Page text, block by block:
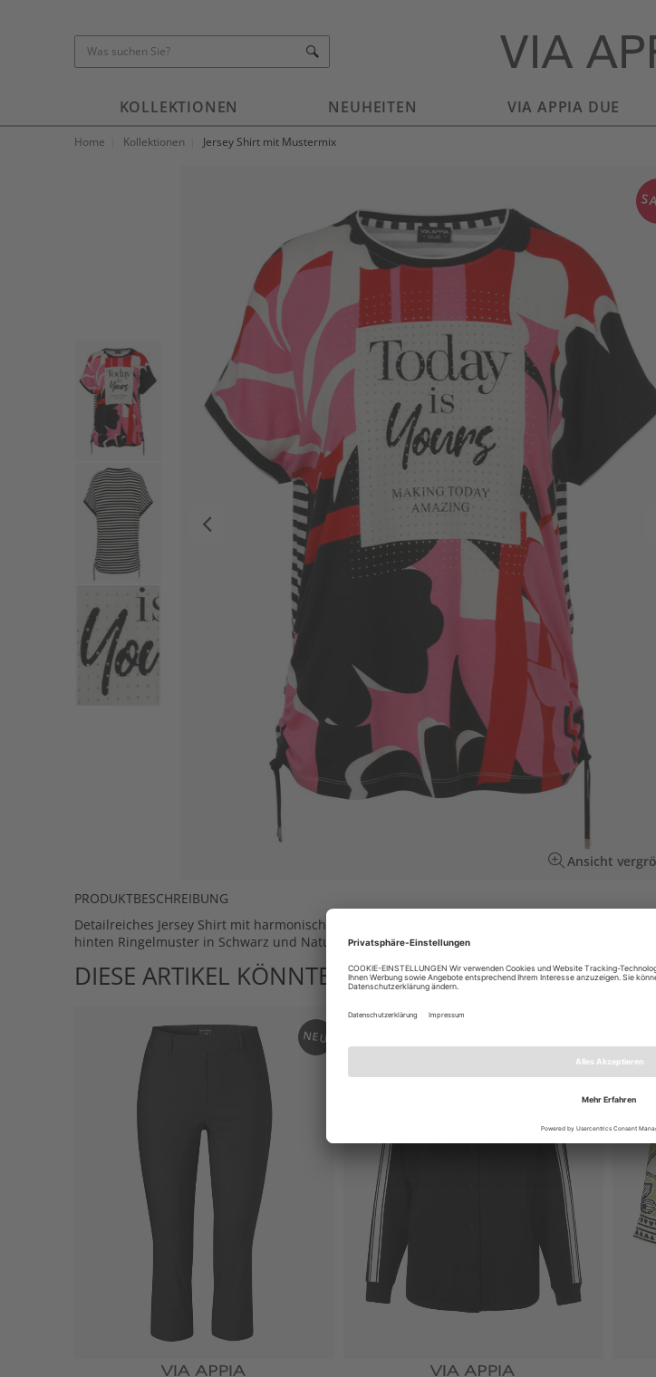
KOLLEKTIONEN NEUHEITEN VIA APPIA DUE
Home Kollektionen Jersey Shirt mit Mustermix
Ansicht
PRODUKTBESCHREIBUNG
Detailreiches Jersey Shirt mit harmonischem Mustermix. Vorne farbiger Print und verzierter
hinten Ringelmuster in Schwarz und Naturweiß.
DIESE ARTIKEL KÖNNTEN IHNEN AUCH GEFALLEN
NEU